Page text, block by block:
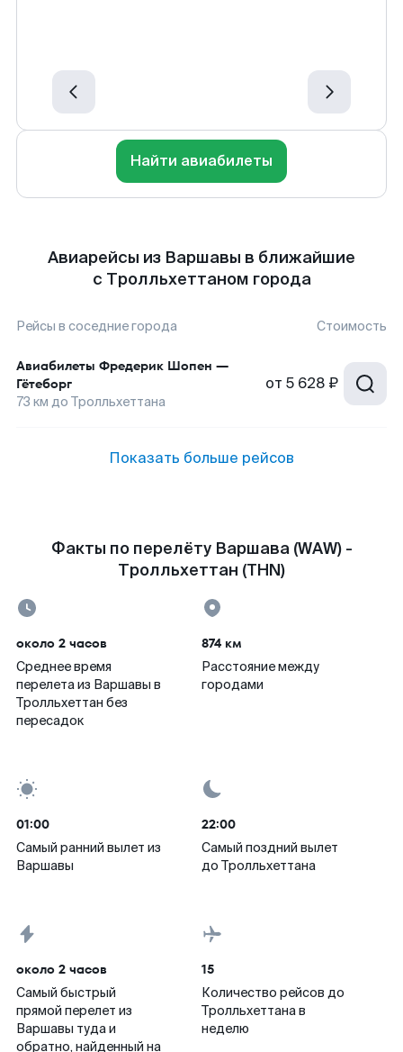
Найти авиабилеты
Авиарейсы из Варшавы в ближайшие
с Тролльхеттаном города
Рейсы в соседние города Стоимость
Авиабилеты Фредерик Шопен —
Гётеборг
73 км до Тролльхеттана
от 5 628 ₽
Показать больше рейсов
Факты по перелёту Варшава (WAW) -
Тролльхеттан (THN)
около 2 часов
Среднее время
перелета из Варшавы в
Тролльхеттан без
пересадок
874 км
Расстояние между
городами
01:00
Самый ранний вылет из
Варшавы
22:00
Самый поздний вылет
до Тролльхеттана
около 2 часов
Самый быстрый
прямой перелет из
Варшавы туда и
обратно, найденный на
15
Количество рейсов до
Тролльхеттана в
неделю